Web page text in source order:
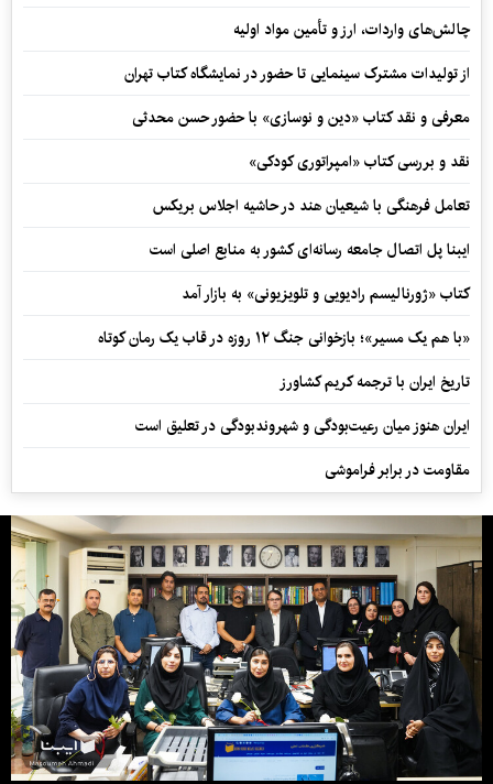
چالش‌های واردات، ارز و تأمین مواد اولیه
از تولیدات مشترک سینمایی تا حضور در نمایشگاه کتاب تهران
معرفی و نقد کتاب «دین و نوسازی» با حضور حسن محدثی
نقد و بررسی کتاب «امپراتوری کودکی»
تعامل فرهنگی با شیعیان هند در حاشیه اجلاس بریکس
ایبنا پل اتصال جامعه رسانه‌ای کشور به منابع اصلی است
کتاب «ژورنالیسم رادیویی و تلویزیونی» به بازار آمد
«با هم یک مسیر»؛ بازخوانی جنگ ۱۲ روزه در قاب یک رمان کوتاه
تاریخ ایران با ترجمه کریم کشاورز
ایران هنوز میان رعیت‌بودگی و شهروندبودگی در تعلیق است
مقاومت در برابر فراموشی